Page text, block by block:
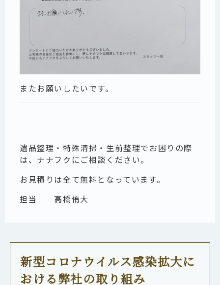
またお願いしたいです。
遺品整理・特殊清掃・生前整理でお困りの際
は、ナナフクにご相談ください。
お見積りは全て無料となっています。
担当
高橋侑大
新型コロナウイルス感染拡大に
おける弊社の取り組み